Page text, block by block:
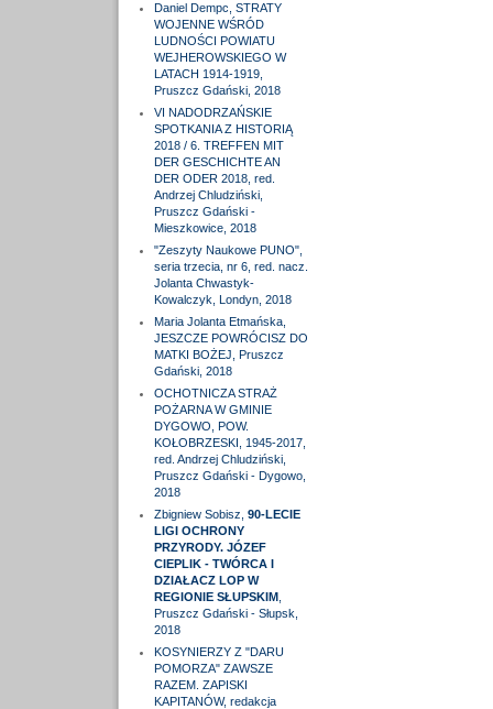
Daniel Dempc, STRATY
WOJENNE WŚRÓD
LUDNOŚCI POWIATU
WEJHEROWSKIEGO W
LATACH 1914-1919,
Pruszcz Gdański, 2018
VI NADODRZAŃSKIE
SPOTKANIA Z HISTORIĄ
2018 / 6. TREFFEN MIT
DER GESCHICHTE AN
DER ODER 2018, red.
Andrzej Chludziński,
Pruszcz Gdański -
Mieszkowice, 2018
"Zeszyty Naukowe PUNO",
seria trzecia, nr 6, red. nacz.
Jolanta Chwastyk-
Kowalczyk, Londyn, 2018
Maria Jolanta Etmańska,
JESZCZE POWRÓCISZ DO
MATKI BOŻEJ, Pruszcz
Gdański, 2018
OCHOTNICZA STRAŻ
POŻARNA W GMINIE
DYGOWO, POW.
KOŁOBRZESKI, 1945-2017,
red. Andrzej Chludziński,
Pruszcz Gdański - Dygowo,
2018
Zbigniew Sobisz, 90-LECIE
LIGI OCHRONY
PRZYRODY. JÓZEF
CIEPLIK - TWÓRCA I
DZIAŁACZ LOP W
REGIONIE SŁUPSKIM,
Pruszcz Gdański - Słupsk,
2018
KOSYNIERZY Z "DARU
POMORZA" ZAWSZE
RAZEM. ZAPISKI
KAPITANÓW, redakcja